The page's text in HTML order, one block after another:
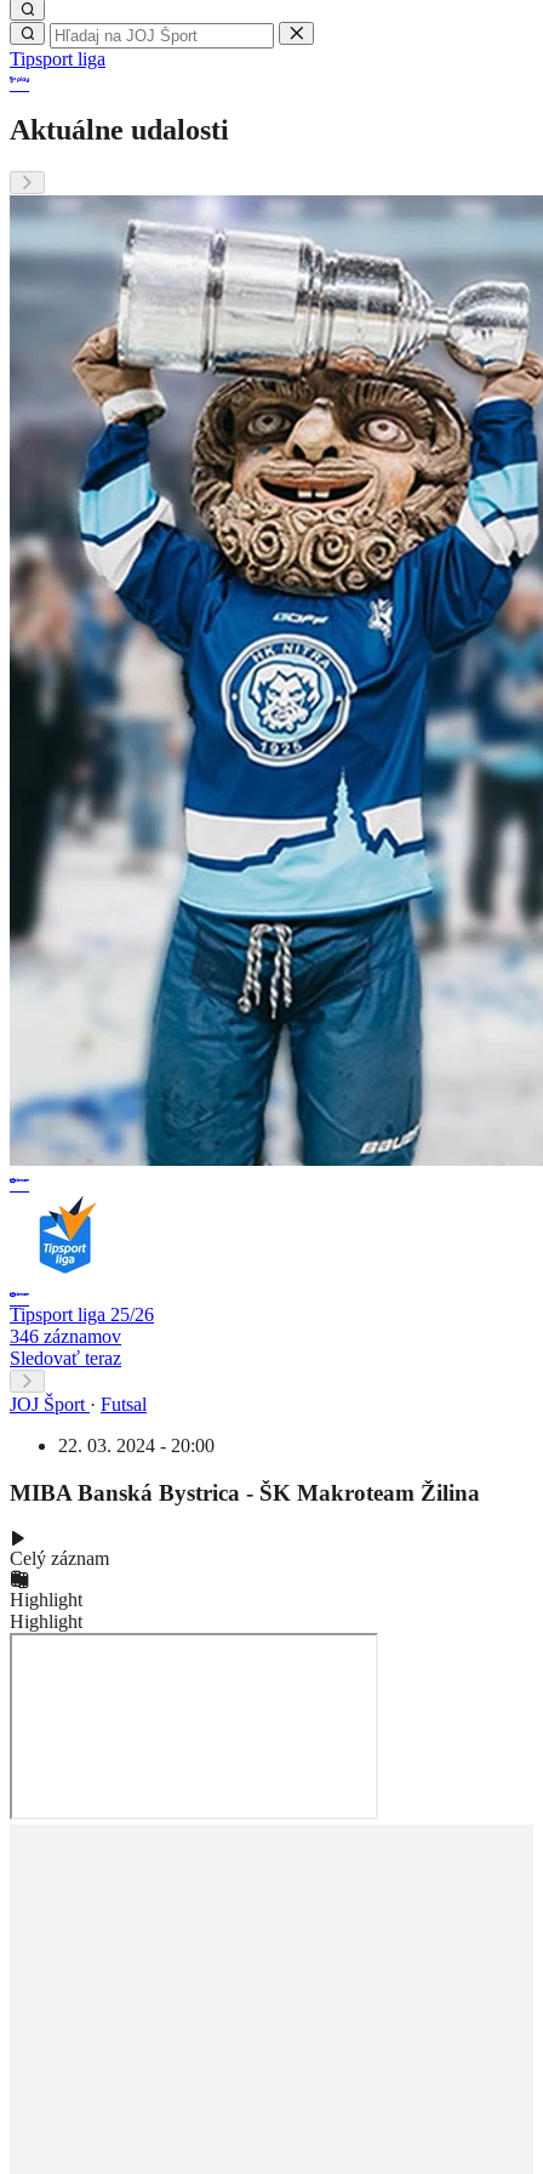
Tipsport liga
Aktuálne udalosti
Tipsport liga 25/26
346 záznamov
Sledovať teraz
JOJ Šport · Futsal
22. 03. 2024 - 20:00
MIBA Banská Bystrica - ŠK Makroteam Žilina
Celý záznam
Highlight
Highlight